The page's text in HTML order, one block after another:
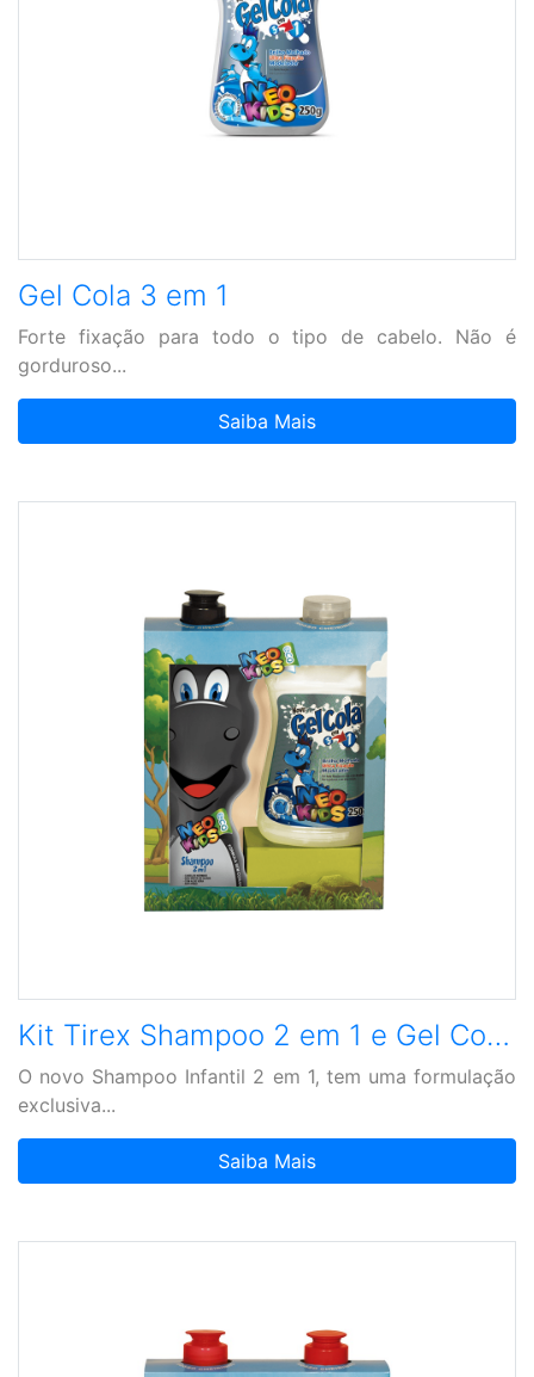
Gel Cola 3 em 1
Forte fixação para todo o tipo de cabelo. Não é
gorduroso...
Saiba Mais
Kit Tirex Shampoo 2 em 1 e Gel Cola 3 em 1
O novo Shampoo Infantil 2 em 1, tem uma formulação
exclusiva...
Saiba Mais